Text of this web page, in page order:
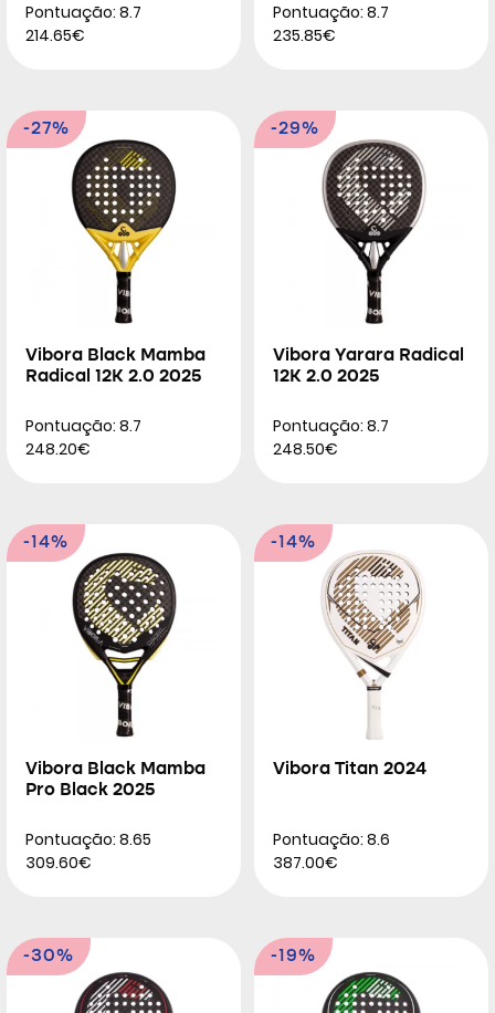
Pontuação: 8.7
214.65€
Pontuação: 8.7
235.85€
-27%
Vibora Black Mamba
Radical 12K 2.0 2025
Pontuação: 8.7
248.20€
-29%
Vibora Yarara Radical
12K 2.0 2025
Pontuação: 8.7
248.50€
-14%
Vibora Black Mamba
Pro Black 2025
Pontuação: 8.65
309.60€
-14%
Vibora Titan 2024
Pontuação: 8.6
387.00€
-30% -19%